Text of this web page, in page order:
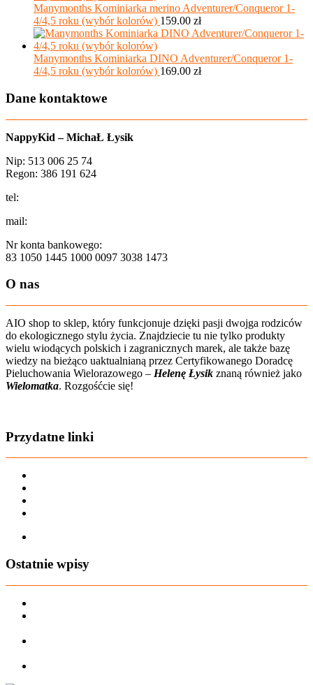
Manymonths Kominiarka merino Adventurer/Conqueror 1-
4/4,5 roku (wybór kolorów) 159.00 zł
Manymonths Kominiarka DINO Adventurer/Conqueror 1-
4/4,5 roku (wybór kolorów) 169.00 zł
Dane kontaktowe
NappyKid – MichaŁ Łysik
Nip: 513 006 25 74
Regon: 386 191 624
tel:
mail:
Nr konta bankowego:
83 1050 1445 1000 0097 3038 1473
O nas
AIO shop to sklep, który funkcjonuje dzięki pasji dwojga rodziców
do ekologicznego stylu życia. Znajdziecie tu nie tylko produkty
wielu wiodących polskich i zagranicznych marek, ale także bazę
wiedzy na bieżąco uaktualnianą przez Certyfikowanego Doradcę
Pieluchowania Wielorazowego – Helenę Łysik znaną również jako
Wielomatka. Rozgośćcie się!
Przydatne linki
Ostatnie wpisy